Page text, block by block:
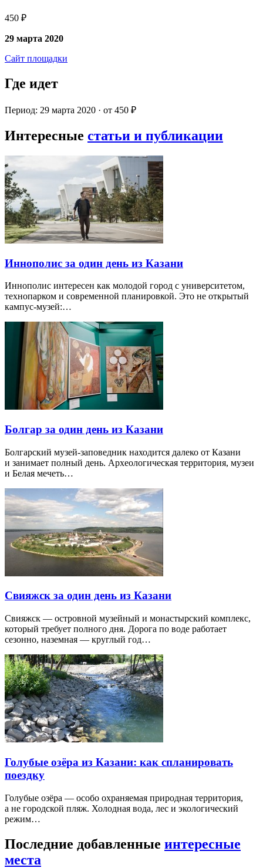
450 ₽
29 марта 2020
Сайт площадки
Где идет
Период: 29 марта 2020 · от 450 ₽
Интересные статьи и публикации
Иннополис за один день из Казани
Иннополис интересен как молодой город с университетом,
технопарком и современной планировкой. Это не открытый
кампус-музей:…
Болгар за один день из Казани
Болгарский музей-заповедник находится далеко от Казани
и занимает полный день. Археологическая территория, музеи
и Белая мечеть…
Свияжск за один день из Казани
Свияжск — островной музейный и монастырский комплекс,
который требует полного дня. Дорога по воде работает
сезонно, наземная — круглый год…
Голубые озёра из Казани: как спланировать
поездку
Голубые озёра — особо охраняемая природная территория,
а не городской пляж. Холодная вода, лес и экологический
режим…
Последние добавленные интересные
места